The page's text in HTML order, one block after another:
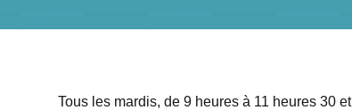
Tous les mardis, de 9 heures à 11 heures 30